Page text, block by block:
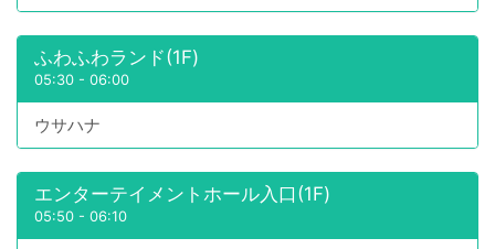
ふわふわランド(1F)
05:30 - 06:00
ウサハナ
エンターテイメントホール入口(1F)
05:50 - 06:10